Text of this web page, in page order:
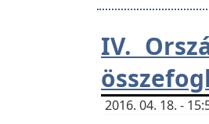
IV.
2016. 04. 18. -